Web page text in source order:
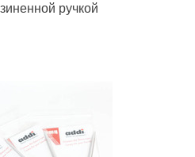
ручкой